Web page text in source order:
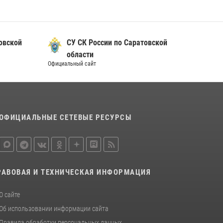
Крещения Руси для молодых сотрудников
историческую экскурсию
29 июля 2026, 13:30
В Саратове командир СОБР «Волкодав» и
ветеран спецподразделения МВД провели
сотрудников Росгвардии.
СУ СК России по Саратовской
области
Официальный сайт
СЕТЕВЫЕ РЕСУРСЫ
И ТЕХНИЧЕСКАЯ ИНФОРМАЦИЯ
О сайте
Об использовании информации сайта